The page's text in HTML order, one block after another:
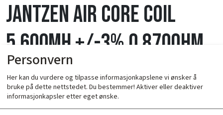
Jantzen Air Core Coil
5,600mH +/-3% 0,870Ohm
wire 1,40mm=15AWG OD-69
/ 60mm
Personvern
Her kan du vurdere og tilpasse informasjonkapslene vi ønsker å
bruke på dette nettstedet. Du bestemmer! Aktiver eller deaktiver
informasjonkapsler etter eget ønske.